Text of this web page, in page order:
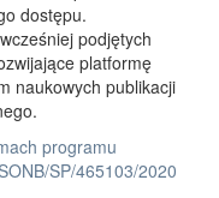
dostępu.
podjętych
platformę
naukowych publikacji
programu
SP/465103/2020